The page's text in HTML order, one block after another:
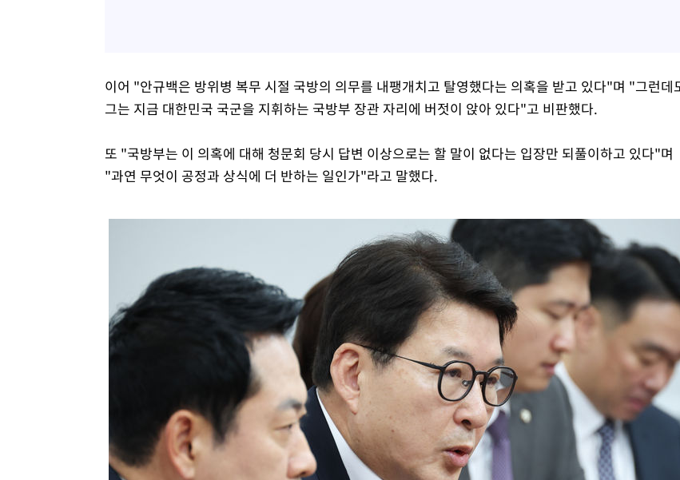
이어 "안규백은 방위병 복무 시절 국방의 의무를 내팽개치고 탈영했다는 의혹을 받고 있다"며 "그런데
그는 지금 대한민국 국군을 지휘하는 국방부 장관 자리에 버젓이 앉아 있다"고 비판했다.
또 "국방부는 이 의혹에 대해 청문회 당시 답변 이상으로는 할 말이 없다는 입장만 되풀이하고 있다"며
"과연 무엇이 공정과 상식에 더 반하는 일인가"라고 말했다.